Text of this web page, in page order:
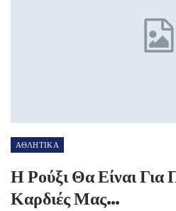
ΑΘΛΗΤΙΚΑ
Η Ρούξι Θα Είναι Για
Καρδιές Μας…